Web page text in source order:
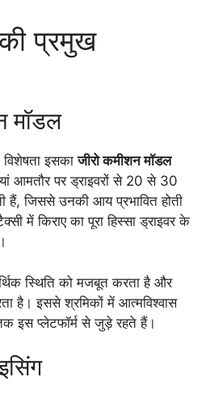
प्रमुख
मॉडल
विशेषता इसकाजीरो कमीशन मॉडल
आमतौर पर ड्राइवरों से 20 से 30
जिससे उनकी आय प्रभावित होती
में किराए का पूरा हिस्सा ड्राइवर के
स्थिति को मजबूत करता है और
है। इससे श्रमिकों में आत्मविश्वास
इस प्लेटफॉर्म से जुड़े रहते हैं।